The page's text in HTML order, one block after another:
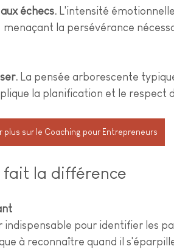
échecs. L'intensité
la persévérance
La pensée arborescente
la planification et le respect
plus sur le Coaching pour Entrepreneurs
fait la différence
indispensable pour identifier les
à reconnaître quand il